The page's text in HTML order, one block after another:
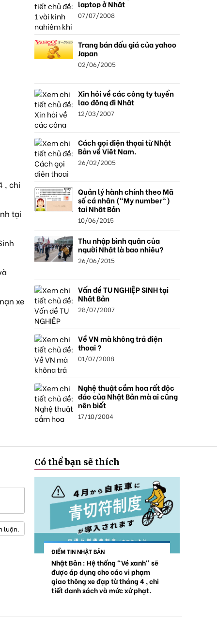
, chi
tại
xe
laptop ở Nhật
07/07/2008
Trang bán đấu giá của yahoo
Japan
02/06/2005
Xin hỏi về các công ty tuyển
lao động đi Nhật
12/03/2007
Cách gọi điện thọai từ Nhật
Bản về Việt Nam.
26/02/2005
Quản lý hành chính theo Mã
số cá nhân ("My number")
tại Nhật Bản
10/06/2015
Thu nhập bình quân của
người Nhật là bao nhiêu?
26/06/2015
Vấn đề TU NGHIỆP SINH tại
Nhật Bản
28/07/2007
Về VN mà không trả điện
thoại ?
01/07/2008
Nghệ thuật cắm hoa rất độc
đáo của Nhật Bản mà ai cũng
nên biết
17/10/2004
luận.
Có thể bạn sẽ thích
ĐIỂM TIN NHẬT BẢN
Nhật Bản : Hệ thống "Vé xanh" sẽ
được áp dụng cho các vi phạm
giao thông xe đạp từ tháng 4 , chi
tiết danh sách và mức xử phạt.